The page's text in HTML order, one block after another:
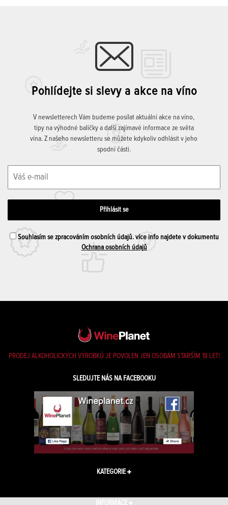
Pohlídejte si slevy a akce na víno
V newsletterech Vám budeme posílat aktuální akce na víno,
tipy na výhodné balíčky a další zajímavé informace ze světa
vína. Z našeho newsletteru se můžete kdykoliv odhlásit v jeho
spodní části.
Souhlasím se zpracováním osobních údajů. více info najdete v dokumentu
Ochrana osobních údajů
PRODEJ ALKOHOLICKÝCH VÝROBKŮ JE POVOLEN JEN OSOBÁM STARŠÍM 18 LET!
SLEDUJTE NÁS NA FACEBOOKU
KATEGORIE
INFORMACE